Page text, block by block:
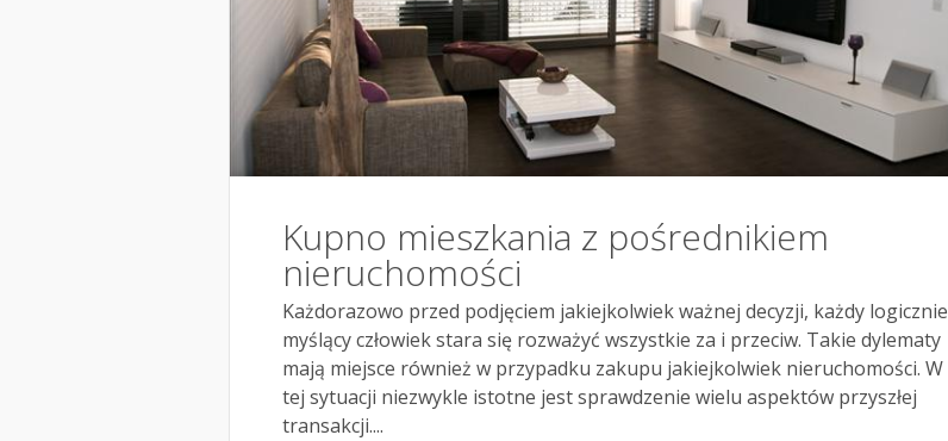
Kupno mieszkania z pośrednikiem
nieruchomości
Każdorazowo przed podjęciem jakiejkolwiek ważnej decyzji, każdy logicznie
myślący człowiek stara się rozważyć wszystkie za i przeciw. Takie dylematy
mają miejsce również w przypadku zakupu jakiejkolwiek nieruchomości. W
tej sytuacji niezwykle istotne jest sprawdzenie wielu aspektów przyszłej
transakcji....